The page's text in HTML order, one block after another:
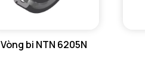
Vòng bi NTN 6205N